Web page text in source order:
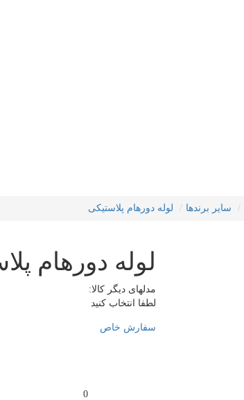
سایر برندها لوله دورهام پلاستیکی
لوله دورهام
مدلهای دیگر کالا:
لطفا انتخاب کنید
سفارش خاص
0